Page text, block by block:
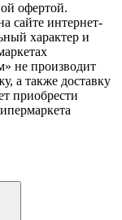
офертой.
сайте интернет-
характер и
не производит
а также доставку
приобрести